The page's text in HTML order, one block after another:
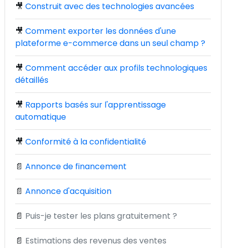
🎥 Construit avec des technologies avancées
🎥 Comment exporter les données d'une
plateforme e-commerce dans un seul champ ?
🎥 Comment accéder aux profils technologiques
détaillés
🎥 Rapports basés sur l'apprentissage
automatique
🎥 Conformité à la confidentialité
📄 Annonce de financement
📄 Annonce d'acquisition
📄 Puis-je tester les plans gratuitement ?
📄 Estimations des revenus des ventes